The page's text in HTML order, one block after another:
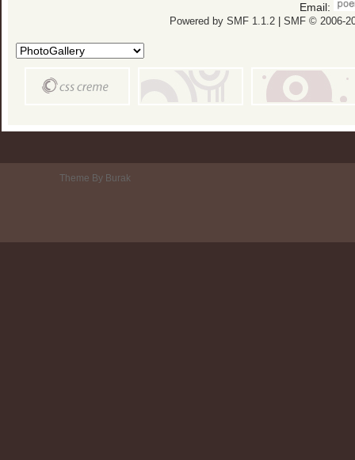
Email:
Powered by SMF 1.1.2| SMF © 2006-
Theme By Burak